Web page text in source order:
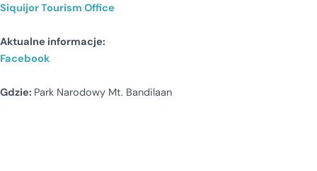
Siquijor Tourism Office
Aktualne informacje:
Facebook
Gdzie: Park Narodowy Mt. Bandilaan